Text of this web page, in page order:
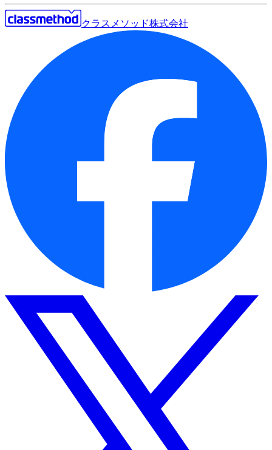
クラスメソッド株式会社